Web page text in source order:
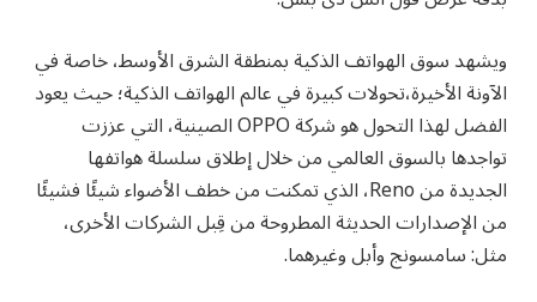
ويشهد سوق الهواتف الذكية بمنطقة الشرق الأوسط، خاصة في
الآونة الأخيرة،تحولات كبيرة في عالم الهواتف الذكية؛ حيث يعود
الفضل لهذا التحول هو شركة OPPO الصينية، التي عززت
تواجدها بالسوق العالمي من خلال إطلاق سلسلة هواتفها
الجديدة من Reno، الذي تمكنت من خطف الأضواء شيئًا فشيئًا
من الإصدارات الحديثة المطروحة من قِبل الشركات الأخرى،
مثل: سامسونج وأبل وغيرهما.